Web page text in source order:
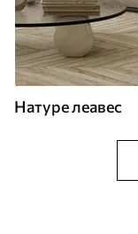
Натуре леавес